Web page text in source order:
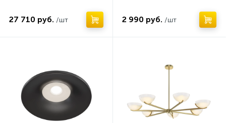
27 710 руб. /шт 2 990 руб. /шт